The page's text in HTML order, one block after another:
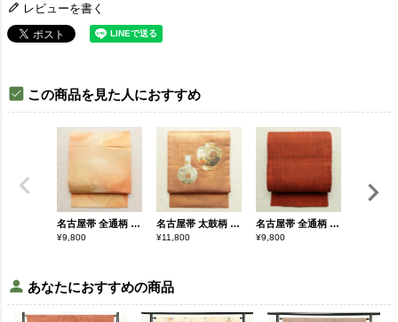
レビューを書く
この商品を見た人におすすめ
名古屋帯 全通柄 正絹 人物・動物柄 名古屋仕立て なごや帯 リサイクル帯 帯 ぼかし 橙
¥9,800
名古屋帯 太鼓柄 良品 正絹 その他の柄 名古屋仕立て なごや帯 リサイクル帯 帯 刺繍 箔 モダン 橙
¥11,800
名古屋帯 全通柄 美品 正絹 無地 松葉仕立て なごや帯 リサイクル帯 帯 紬地 橙
¥9,800
あなたにおすすめの商品